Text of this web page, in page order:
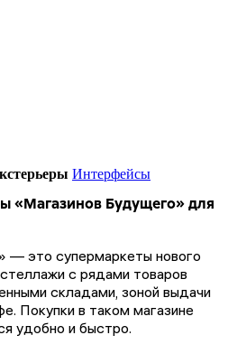
Интерфейсы
«Магазинов Будущего» для
— это супермаркеты нового
с рядами товаров
складами, зоной выдачи
Покупки в таком магазине
удобно и быстро.